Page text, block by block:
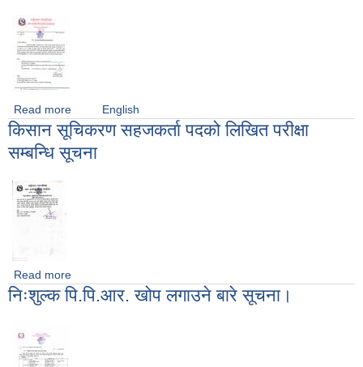
Read more about रिक्त पदमा स्थायी शिक्षक सरुवा सम्बन्धि सूचना
English
किसान सूचिकरण सहजकर्ता पदको लिखित परीक्षा
सम्बन्धि सूचना
Read more
निःशुल्क पि.पि.आर. खोप लगाउने बारे सूचना।